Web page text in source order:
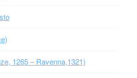
1265 – Ravenna,1321)